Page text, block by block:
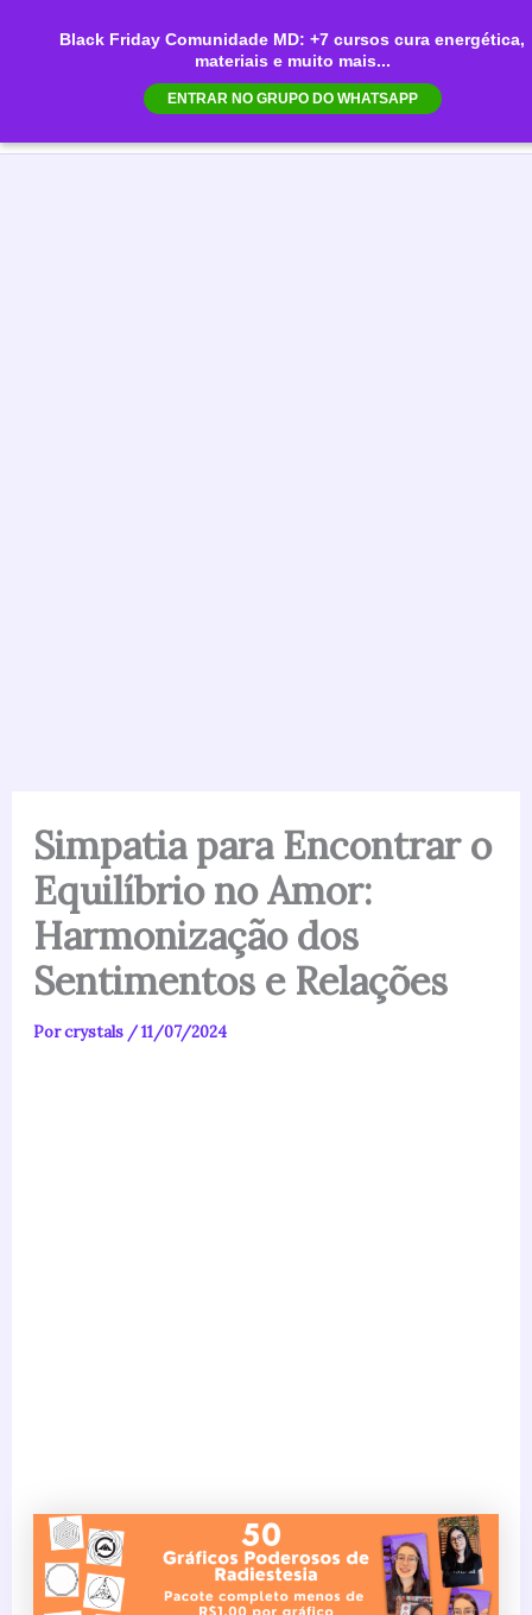
Black Friday Comunidade MD: +7 cursos cura energética,
materiais e muito mais...
ENTRAR NO GRUPO DO WHATSAPP
Simpatia para Encontrar o
Equilíbrio no Amor:
Harmonização dos
Sentimentos e Relações
Porcrystals /11/07/2024